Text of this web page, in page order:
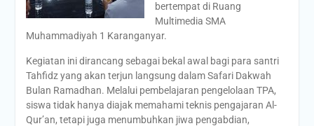
bertempat di Ruang
Multimedia SMA
Muhammadiyah 1 Karanganyar.
Kegiatan ini dirancang sebagai bekal awal bagi para santri
Tahfidz yang akan terjun langsung dalam Safari Dakwah
Bulan Ramadhan. Melalui pembelajaran pengelolaan TPA,
siswa tidak hanya diajak memahami teknis pengajaran Al-
Qur’an, tetapi juga menumbuhkan jiwa pengabdian,